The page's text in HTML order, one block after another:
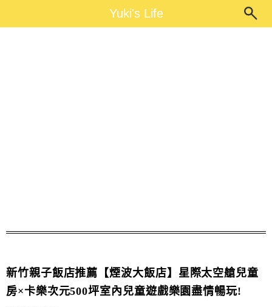
Yuki's LifeYuki's Life
新竹親子飯店推薦【煙波大飯店】星際太空艙兒童
房×卡樂次元500坪室內兒童遊戲樂園盡情暢玩!